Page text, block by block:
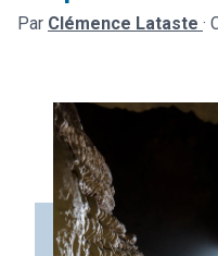
Par Clémence Lataste ·